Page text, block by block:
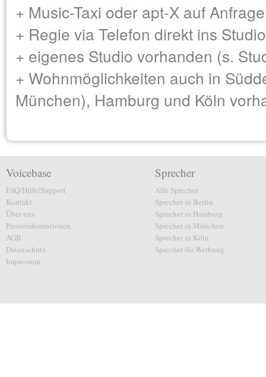
+ Music-Taxi oder apt-X auf
+ Regie via Telefon direkt ins
+ eigenes Studio vorhanden (s.
+ Wohnmöglichkeiten auch in
München), Hamburg und Köln
Voicebase
FAQ/Hilfe/Support
Kontakt
Über uns
Presseinformationen
AGB
Datenschutz
Impressum
Sprecher
Alle Sprecher
Sprecher in Berlin
Sprecher in Hamburg
Sprecher in München
Sprecher in Köln
Sprecher für Werbung